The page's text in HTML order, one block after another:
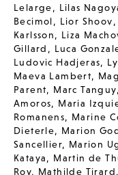
Lelarge, Lilas
Becimol, Lior Shoov,
Karlsson, Liza
Gillard , Luca
Ludovic Hadjeras,
Maeva Lambert,
Parent, Marc Tanguy,
Amoros, Maria
Romanens, Marine
Dieterle, Marion
Sancellier, Marion
Kataya, Martin de
Roy, Mathilde Tirard,